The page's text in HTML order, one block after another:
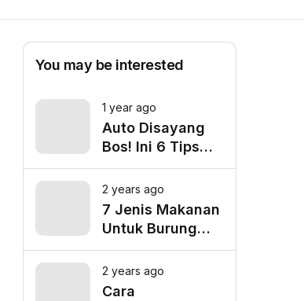
You may be interested
1 year ago
Auto Disayang
Bos! Ini 6 Tips
Biar Nggak Telat
Datang ke Kantor
2 years ago
7 Jenis Makanan
Untuk Burung
Cucak Ranting
Agar Gacor
2 years ago
Cara